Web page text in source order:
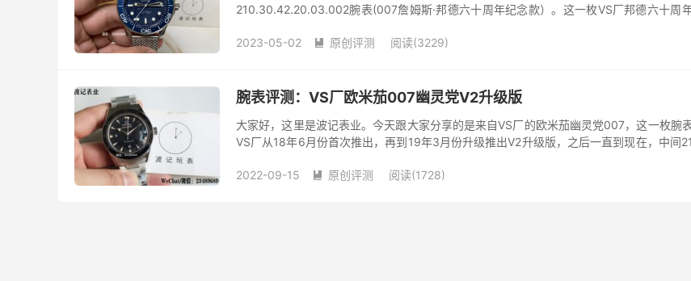
210.30.42.20.03.002腕表(007詹姆斯·邦德六十周年纪念款）。这一枚VS厂邦德六十周
2023-05-02
 原创评测 阅读(3229)
腕表评测：VS厂欧米茄007幽灵党V2升级版
大家好，这里是波记表业。今天跟大家分享的是来自VS厂的欧米茄幽灵党007，这一枚腕
VS厂从18年6月份首次推出，再到19年3月份升级推出V2升级版，之后一直到现在，中间
2022-09-15
 原创评测 阅读(1728)